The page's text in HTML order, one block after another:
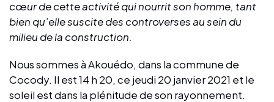
cœur de cette activité qui nourrit son homme, tant
bien qu’elle suscite des controverses au sein du
milieu de la construction.
Nous sommes à Akouédo, dans la commune de
Cocody. Il est 14 h 20, ce jeudi 20 janvier 2021 et le
soleil est dans la plénitude de son rayonnement.